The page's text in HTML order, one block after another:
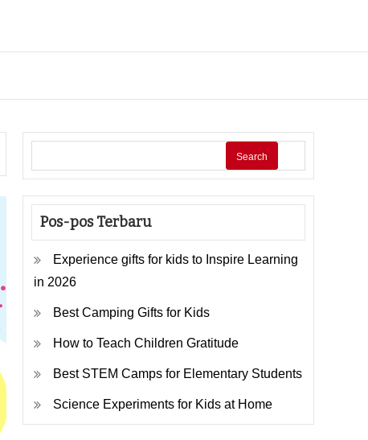
Search
Pos-pos Terbaru
Experience gifts for kids to Inspire Learning
in 2026
Best Camping Gifts for Kids
How to Teach Children Gratitude
Best STEM Camps for Elementary Students
Science Experiments for Kids at Home